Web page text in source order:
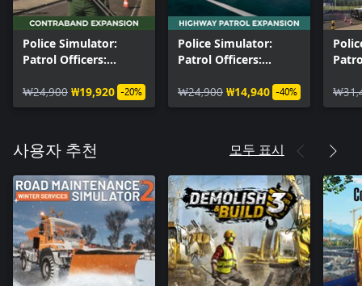
Police Simulator:
Patrol Officers:
Expansion
₩24,900 ₩19,920 -20%
Police Simulator:
Patrol Officers:
Expansion
₩24,900 ₩14,940 -40%
사용자 추천 모두 표시